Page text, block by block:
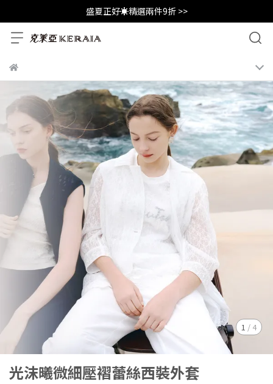
盛夏正好☀️精選兩件9折 >>
1 / 4
光沫曦微細壓褶蕾絲西裝外套